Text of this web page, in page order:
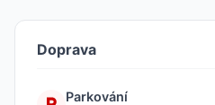
Doprava
Parkování